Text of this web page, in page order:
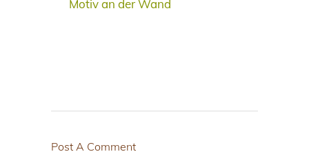
Post A Comment